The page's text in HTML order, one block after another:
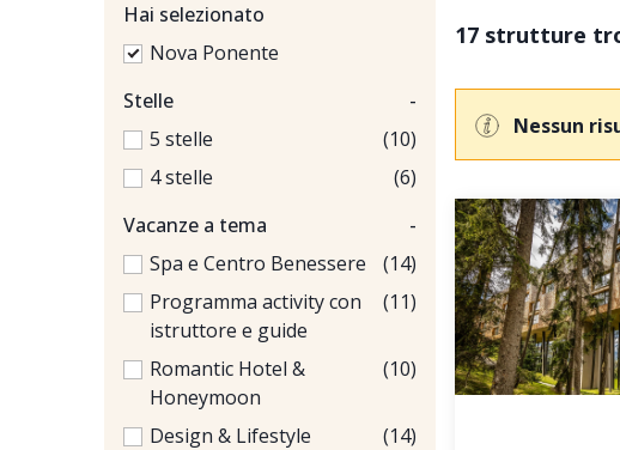
Hai selezionato
Nova Ponente
Stelle
-
5 stelle
(10)
4 stelle
(6)
Vacanze a tema
-
Spa e Centro Benessere
(14)
Programma activity con
istruttore e guide
(11)
Romantic Hotel &
Honeymoon
(10)
Design & Lifestyle
(14)
17 strutture
Nessun